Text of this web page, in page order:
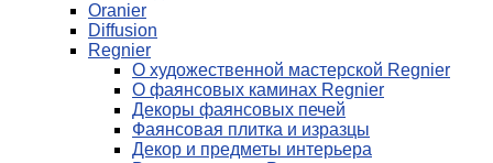
Oranier
Diffusion
Regnier
О художественной мастерской Regnier
О фаянсовых каминах Regnier
Декоры фаянсовых печей
Фаянсовая плитка и изразцы
Декор и предметы интерьера